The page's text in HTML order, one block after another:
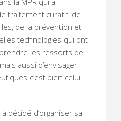
traitement curatif, de
de la prévention et
technologies qui ont
les ressorts de
aussi d’envisager
c’est bien celui
à décidé d’organiser sa